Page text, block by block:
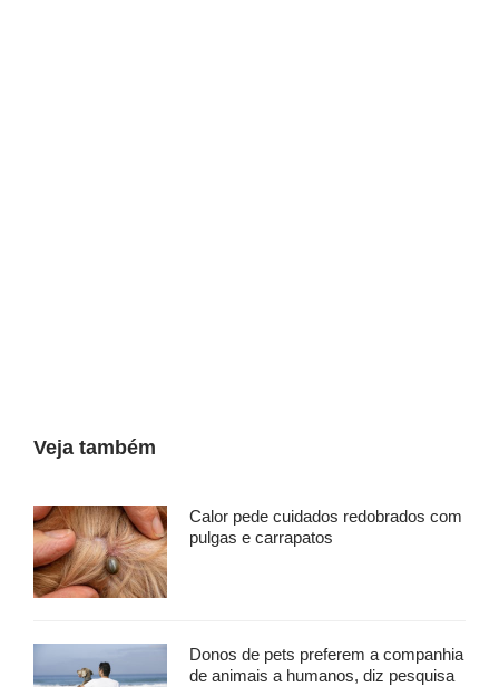
Veja também
Calor pede cuidados redobrados com
pulgas e carrapatos
Donos de pets preferem a companhia
de animais a humanos, diz pesquisa